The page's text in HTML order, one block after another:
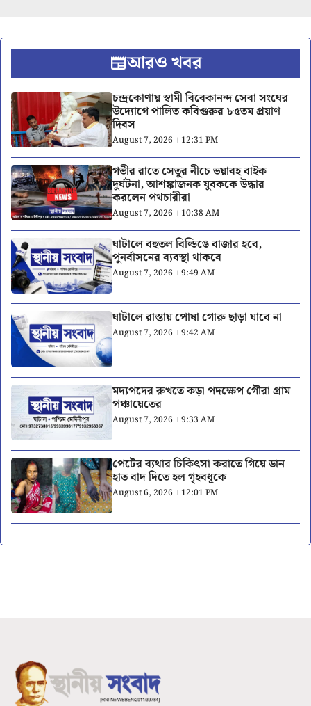
আরও খবর
চন্দ্রকোণায় স্বামী বিবেকানন্দ সেবা সংঘের
উদ্যোগে পালিত কবিগুরুর ৮৫তম প্রয়াণ
দিবস
August 7, 2026 । 12:31 PM
গভীর রাতে সেতুর নীচে ভয়াবহ বাইক
দুর্ঘটনা, আশঙ্কাজনক যুবককে উদ্ধার
করলেন পথচারীরা
August 7, 2026 । 10:38 AM
ঘাটালে বহুতল বিল্ডিঙে বাজার হবে,
পুনর্বাসনের ব্যবস্থা থাকবে
August 7, 2026 । 9:49 AM
ঘাটালে রাস্তায় পোষা গোরু ছাড়া যাবে না
August 7, 2026 । 9:42 AM
মদ্যপদের রুখতে কড়া পদক্ষেপ গৌরা গ্রাম
পঞ্চায়েতের
August 7, 2026 । 9:33 AM
পেটের ব্যথার চিকিৎসা করাতে গিয়ে ডান
হাত বাদ দিতে হল গৃহবধূকে
August 6, 2026 । 12:01 PM